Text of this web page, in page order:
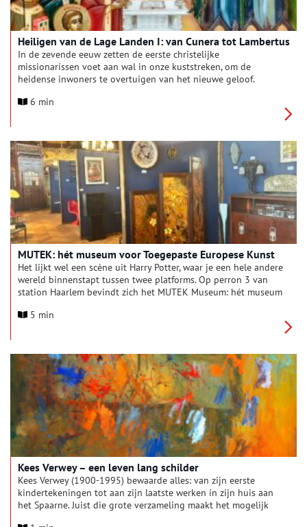
Heiligen van de Lage Landen I: van Cunera tot Lambertus
In de zevende eeuw zetten de eerste christelijke
missionarissen voet aan wal in onze kuststreken, om de
heidense inwoners te overtuigen van het nieuwe geloof.
evangelie aan de Friese koning Radboud. Volgens de
enkele eeuwen zou duren en waarin Willibrord zeker niet de
enige was. In dit tweeluik belichten we negen heiligen van de
Lage Landen, die hun sporen hebben nagelaten in Noord-
Holland.
6 min
MUTEK: hét museum voor Toegepaste Europese Kunst
Het lijkt wel een scène uit Harry Potter, waar je een hele andere
wereld binnenstapt tussen twee platforms. Op perron 3 van
station Haarlem bevindt zich het MUTEK Museum: hét museum
wachtkamer, uitgevoerd in de prachtige art-nouveaustijl, is de
5 min
Kees Verwey – een leven lang schilder
Kees Verwey (1900-1995) bewaarde alles: van zijn eerste
kindertekeningen tot aan zijn laatste werken in zijn huis aan
het Spaarne. Juist die grote verzameling maakt het mogelijk